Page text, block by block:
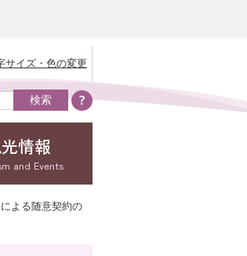
サイズ・色の変更
情報
and Events
よる随意契約の